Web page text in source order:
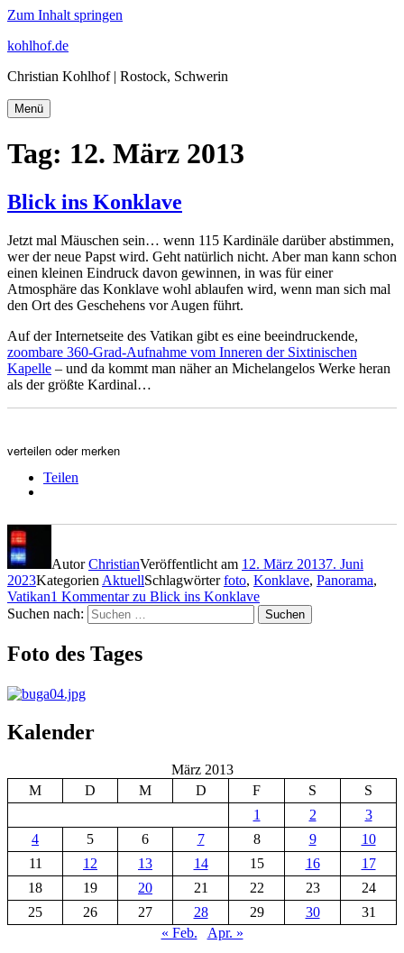
Zum Inhalt springen
kohlhof.de
Christian Kohlhof | Rostock, Schwerin
Menü
Tag: 12. März 2013
Blick ins Konklave
Jetzt mal Mäuschen sein… wenn 115 Kardinäle darüber abstimmen,
wer der neue Papst wird. Geht natürlich nicht. Aber man kann schon
einen kleinen Eindruck davon gewinnen, in was für einer
Atmosphäre das Konklave wohl ablaufen wird, wenn man sich mal
den Ort des Geschehens vor Augen führt.
Auf der Internetseite des Vatikan gibt es eine beeindruckende,
zoombare 360-Grad-Aufnahme vom Inneren der Sixtinischen
Kapelle – und da kommt man näher an Michelangelos Werke heran
als der größte Kardinal…
verteilen oder merken
Teilen
AutorChristianVeröffentlicht am 12. März 20137. Juni
2023Kategorien AktuellSchlagwörterfoto, Konklave, Panorama,
Vatikan1 Kommentarzu Blick ins Konklave
Suchen nach:
Suchen
Foto des Tages
Kalender
März 2013
M
D M D F S
S
1
2
3
4
5 6 7 8 9
10
11
12 13 14 15 16
17
18
19 20 21 22 23
24
25
26 27 28 29 30
31
« Feb.
Apr. »